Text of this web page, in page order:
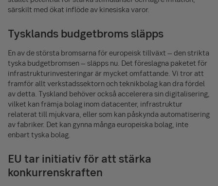
särskilt med ökat inflöde av kinesiska varor.
Tysklands budgetbroms släpps
En av de största bromsarna för europeisk tillväxt – den strikta
tyska budgetbromsen – släpps nu. Det föreslagna paketet för
infrastrukturinvesteringar är mycket omfattande. Vi tror att
framför allt verkstadssektorn och teknikbolag kan dra fördel
av detta. Tyskland behöver också accelerera sin digitalisering,
vilket kan främja bolag inom datacenter, infrastruktur
relaterat till mjukvara, eller som kan påskynda automatisering
av fabriker. Det kan gynna många europeiska bolag, inte
enbart tyska bolag.
EU tar initiativ för att stärka
konkurrenskraften